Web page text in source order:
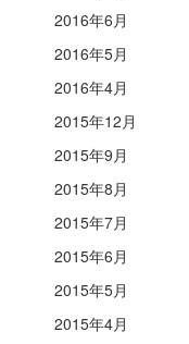
2016年6月
2016年5月
2016年4月
2015年12月
2015年9月
2015年8月
2015年7月
2015年6月
2015年5月
2015年4月